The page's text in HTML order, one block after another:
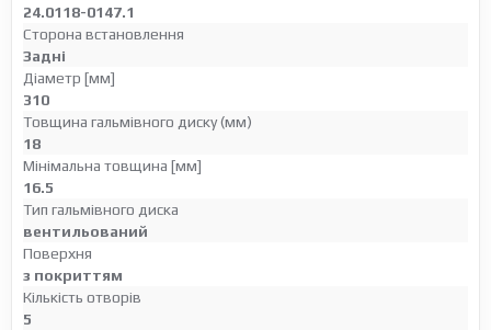
24.0118-0147.1
Сторона встановлення
Задні
Діаметр [мм]
310
Товщина гальмівного диску (мм)
18
Мінімальна товщина [мм]
16.5
Тип гальмівного диска
вентильований
Поверхня
з покриттям
Кількість отворів
5